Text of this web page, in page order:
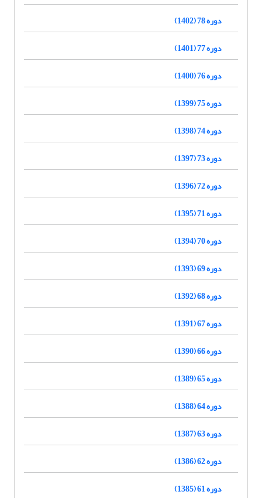
دوره 78 (1402)
دوره 77 (1401)
دوره 76 (1400)
دوره 75 (1399)
دوره 74 (1398)
دوره 73 (1397)
دوره 72 (1396)
دوره 71 (1395)
دوره 70 (1394)
دوره 69 (1393)
دوره 68 (1392)
دوره 67 (1391)
دوره 66 (1390)
دوره 65 (1389)
دوره 64 (1388)
دوره 63 (1387)
دوره 62 (1386)
دوره 61 (1385)